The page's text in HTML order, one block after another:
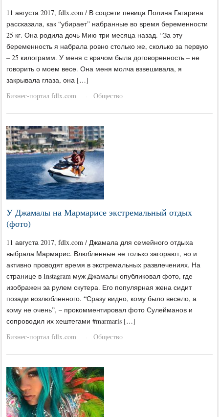
11 августа 2017, fdlx.com / В соцсети певица Полина Гагарина
рассказала, как “убирает” набранные во время беременности
25 кг. Она родила дочь Мию три месяца назад. “За эту
беременность я набрала ровно столько же, сколько за первую
– 25 килограмм. У меня с врачом была договоренность – не
говорить о моем весе. Она меня молча взвешивала, я
закрывала глаза, она […]
Бизнес-портал fdlx.com
· Общество
У Джамалы на Мармарисе экстремальный отдых
(фото)
11 августа 2017, fdlx.com / Джамала для семейного отдыха
выбрала Мармарис. Влюбленные не только загорают, но и
активно проводят время в экстремальных развлечениях. На
странице в Instagram муж Джамалы опубликовал фото, где
изображен за рулем скутера. Его популярная жена сидит
позади возлюбленного. “Сразу видно, кому было весело, а
кому не очень”, – прокомментировал фото Сулейманов и
сопроводил их хештегами #marmaris […]
Бизнес-портал fdlx.com
· Общество